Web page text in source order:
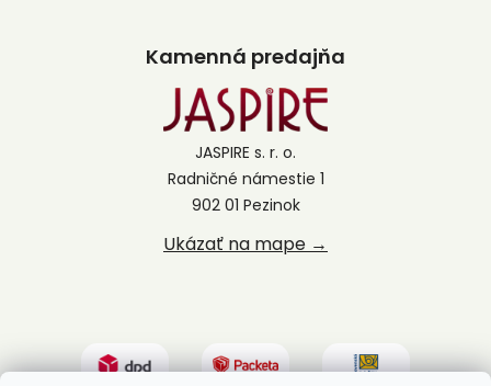
Kamenná predajňa
JASPIRE s. r. o.
Radničné námestie 1
902 01 Pezinok
Ukázať na mape →